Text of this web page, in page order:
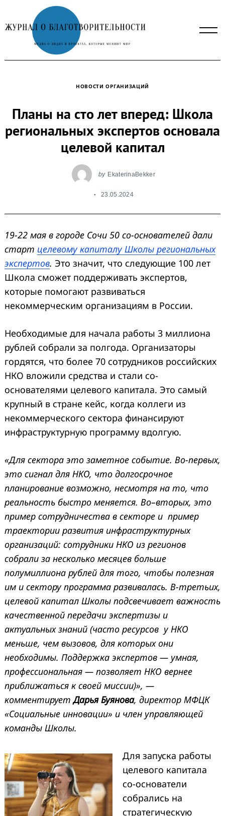
to
content
НОВОСТИ ОРГАНИЗАЦИЙ
Планы на сто лет вперед: Школа
региональных экспертов основала
целевой капитал
by EkaterinaBekker
23.05.2024
19-22 мая в городе Сочи 50 со-основателей дали
старт целевому капиталу Школы региональных
экспертов. Это значит, что следующие 100 лет
Школа сможет поддерживать экспертов,
которые помогают развиваться
некоммерческим организациям в России.
Необходимые для начала работы 3 миллиона
рублей собрали за полгода. Организаторы
гордятся, что более 70 сотрудников российских
НКО вложили средства и стали со-
основателями целевого капитала. Это самый
крупный в стране кейс, когда коллеги из
некоммерческого сектора финансируют
инфраструктурную программу вдолгую.
«Для сектора это заметное событие. Во-первых,
это сигнал для НКО, что долгосрочное
планирование возможно, несмотря на то, что
реальность быстро меняется. Во–вторых, это
пример сотрудничества в секторе и пример
траектории развития инфраструктурных
организаций: сотрудники НКО из регионов
собрали за несколько месяцев больше
полумиллиона рублей для того, чтобы полезная
им и сектору программа развивалась. В-третьих,
целевой капитал Школы подсвечивает важность
качественной передачи экспертизы и
актуальных знаний (часто ресурсов у НКО
меньше, чем вызовов, для которых они
необходимы. Поддержка экспертов — умная,
профессиональная — позволяет НКО вернее
приближаться к своей миссии)», —
комментируетДарья Буянова, директор МФЦК
«Социальные инновации» и член управляющей
команды Школы.
Для запуска работы
целевого капитала
со-основатели
собрались на
стратегическую